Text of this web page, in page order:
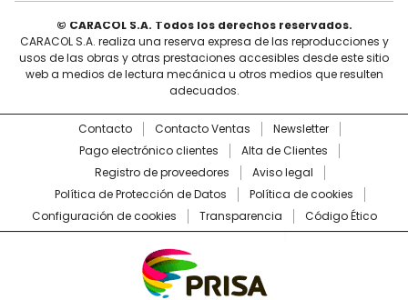
© CARACOL S.A. Todos los derechos reservados.
CARACOL S.A. realiza una reserva expresa de las reproducciones y
usos de las obras y otras prestaciones accesibles desde este sitio
web a medios de lectura mecánica u otros medios que resulten
adecuados.
Contacto Contacto Ventas
Newsletter
Pago electrónico clientes
Alta de Clientes
Registro de proveedores
Aviso legal
Política de Protección de Datos
Política de cookies
Configuración de cookies
Transparencia Código Ético